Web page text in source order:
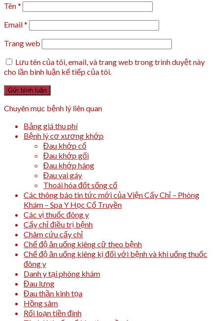
Tên*
Email*
Trang web
Lưu tên của tôi, email, và trang web trong trình duyệt này
cho lần bình luận kế tiếp của tôi.
Chuyên mục bệnh lý liên quan
Bảng giá thu phí
Bệnh lý cơ xương khớp
Đau khớp cổ
Đau khớp gối
Đau khớp háng
Đau vai gáy
Thoái hóa đốt sống cổ
Các thông báo tin tức mới của Viện Cấy Chỉ – Phòng
Khám – Spa Y Học Cổ Truyền
Các vị thuốc đông y
Cấy chỉ điều trị bệnh
Châm cứu cấy chỉ
Chế độ ăn uống kiêng cữ theo bệnh
Chế độ ăn uống kiêng kị đối với bệnh và khi uống thuốc
đông y
Danh y tại phòng khám
Đau lưng
Đau thần kinh tọa
Hồng sâm
Rối loạn tiền đình